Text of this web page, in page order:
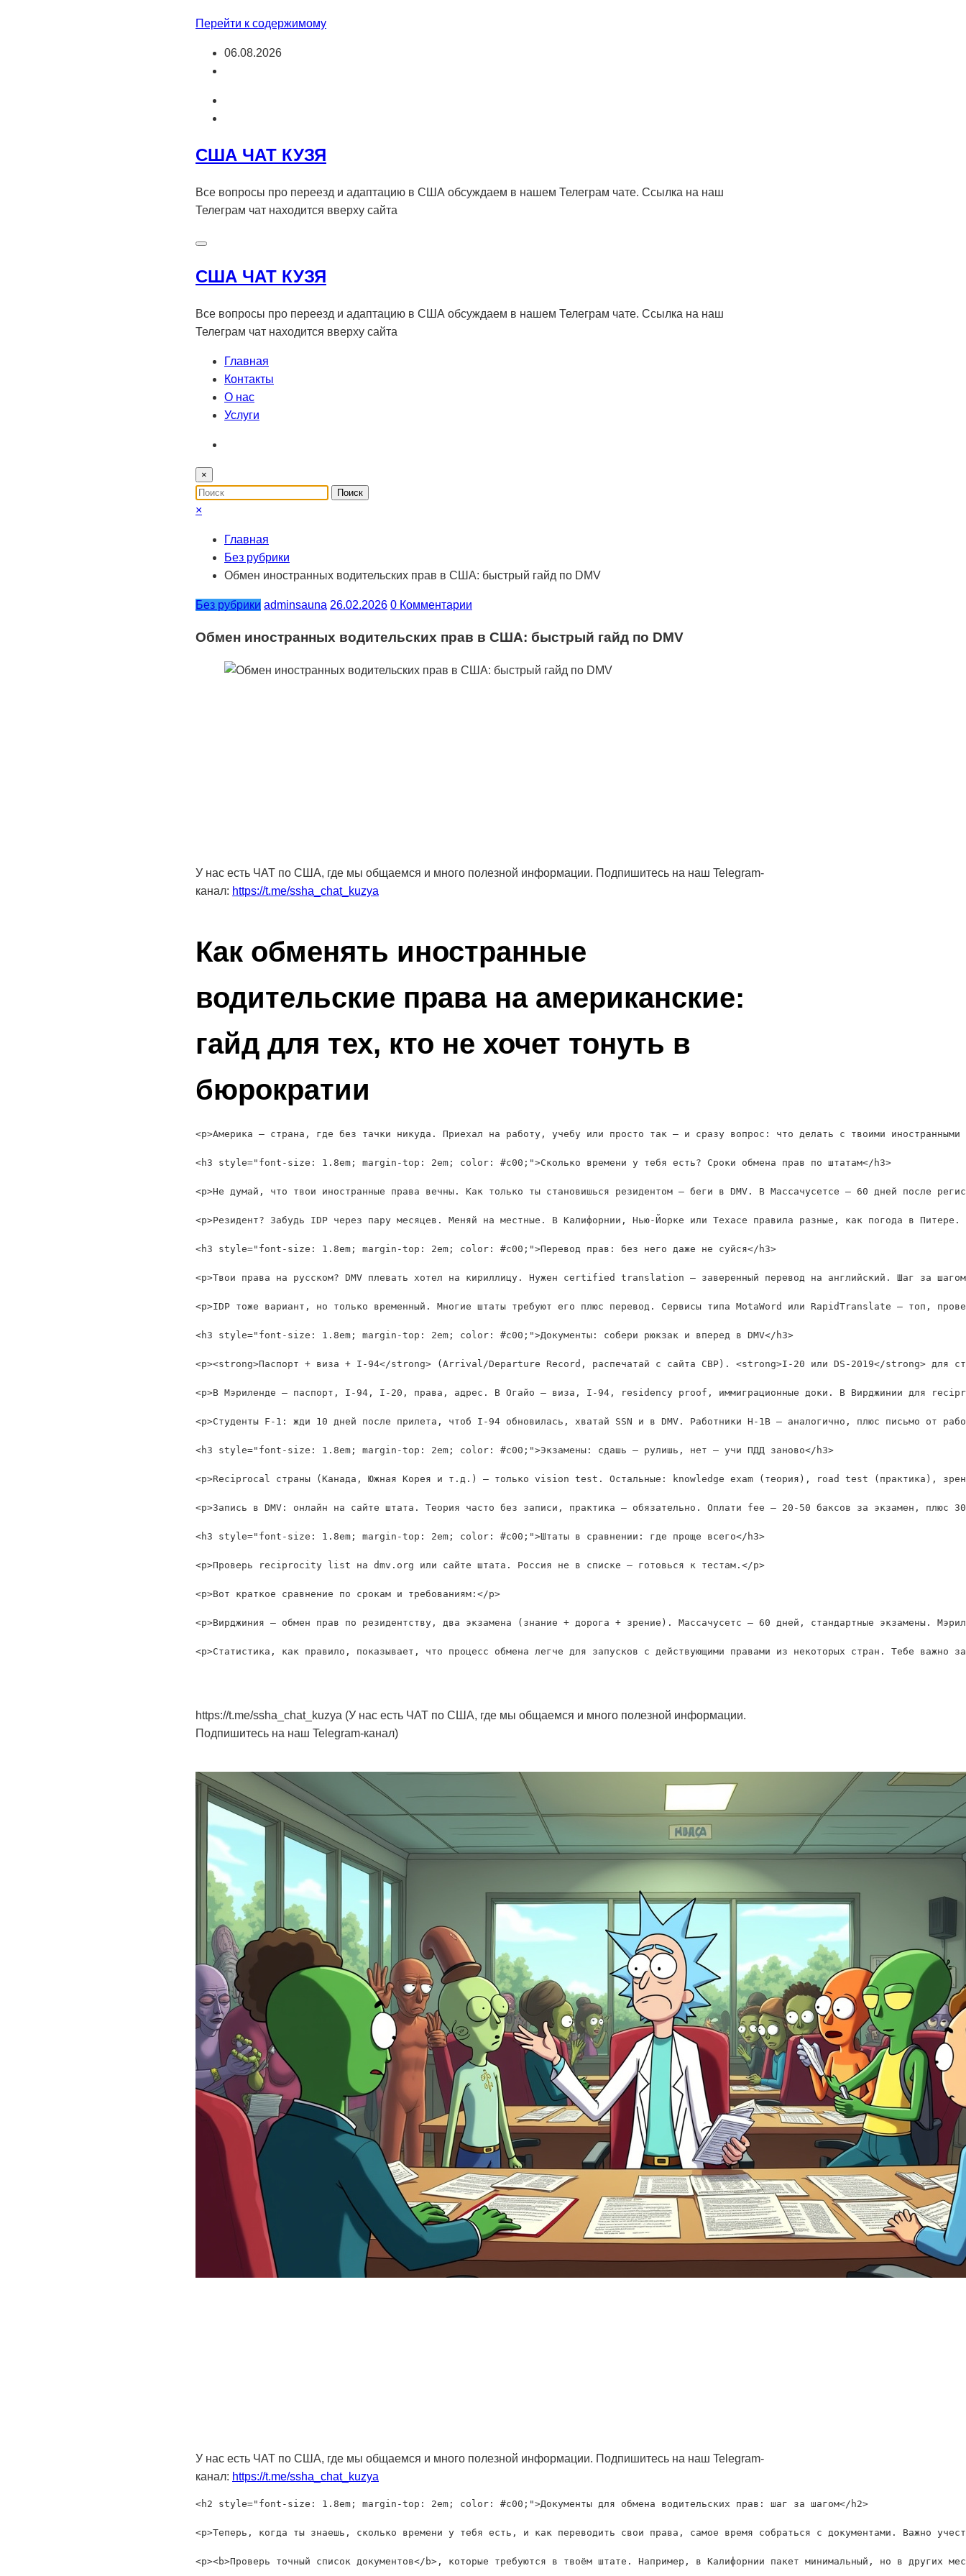
Перейти к содержимому
06.08.2026
США ЧАТ КУЗЯ
Все вопросы про переезд и адаптацию в США обсуждаем в нашем Телеграм чате. Ссылка на наш
Телеграм чат находится вверху сайта
США ЧАТ КУЗЯ
Все вопросы про переезд и адаптацию в США обсуждаем в нашем Телеграм чате. Ссылка на наш
Телеграм чат находится вверху сайта
Главная
Контакты
О нас
Услуги
×
×
Главная
Без рубрики
Обмен иностранных водительских прав в США: быстрый гайд по DMV
Без рубрики adminsauna 26.02.2026 0 Комментарии
Обмен иностранных водительских прав в США: быстрый гайд по DMV
У нас есть ЧАТ по США, где мы общаемся и много полезной информации. Подпишитесь на наш Telegram-
канал: https://t.me/ssha_chat_kuzya
Как обменять иностранные
водительские права на американские:
гайд для тех, кто не хочет тонуть в
бюрократии
<p>Америка — страна, где без тачки никуда. Приехал на работу, учебу или просто так — и сразу вопрос: что делать с твоими
<h3 style="font-size: 1.8em; margin-top: 2em; color: #c00;">Сколько времени у тебя есть? Сроки обмена прав по штатам</h3>
<p>Не думай, что твои иностранные права вечны. Как только ты становишься резидентом — беги в DMV. В Массачусетсе — 60 дней
<p>Резидент? Забудь IDP через пару месяцев. Меняй на местные. В Калифорнии, Нью-Йорке или Техасе правила разные, как погода в
<h3 style="font-size: 1.8em; margin-top: 2em; color: #c00;">Перевод прав: без него даже не суйся</h3>
<p>Твои права на русском? DMV плевать хотел на кириллицу. Нужен certified translation — заверенный перевод на английский. Шаг за
<p>IDP тоже вариант, но только временный. Многие штаты требуют его плюс перевод. Сервисы типа MotaWord или RapidTranslate — топ,
<h3 style="font-size: 1.8em; margin-top: 2em; color: #c00;">Документы: собери рюкзак и вперед в DMV</h3>
<p><strong>Паспорт + виза + I-94</strong> (Arrival/Departure Record, распечатай с сайта CBP). <strong>I-20 или DS-2019</strong> для
<p>В Мэриленде — паспорт, I-94, I-20, права, адрес. В Огайо — виза, I-94, residency proof, иммиграционные доки. В Вирджинии для
<p>Студенты F-1: жди 10 дней после прилета, чтоб I-94 обновилась, хватай SSN и в DMV. Работники H-1B — аналогично, плюс письмо от
<h3 style="font-size: 1.8em; margin-top: 2em; color: #c00;">Экзамены: сдашь — рулишь, нет — учи ПДД заново</h3>
<p>Reciprocal страны (Канада, Южная Корея и т.д.) — только vision test. Остальные: knowledge exam (теория), road test (практика),
<p>Запись в DMV: онлайн на сайте штата. Теория часто без записи, практика — обязательно. Оплати fee — 20-50 баксов за экзамен, плюс
<h3 style="font-size: 1.8em; margin-top: 2em; color: #c00;">Штаты в сравнении: где проще всего</h3>
<p>Проверь reciprocity list на dmv.org или сайте штата. Россия не в списке — готовься к тестам.</p>
<p>Вот краткое сравнение по срокам и требованиям:</p>
<p>Вирджиния — обмен прав по резидентству, два экзамена (знание + дорога + зрение). Массачусетс — 60 дней, стандартные экзамены.
https://t.me/ssha_chat_kuzya (У нас есть ЧАТ по США, где мы общаемся и много полезной информации.
Подпишитесь на наш Telegram-канал)
У нас есть ЧАТ по США, где мы общаемся и много полезной информации. Подпишитесь на наш Telegram-
канал: https://t.me/ssha_chat_kuzya
<h2 style="font-size: 1.8em; margin-top: 2em; color: #c00;">Документы для обмена водительских прав: шаг за шагом</h2>
<p>Теперь, когда ты знаешь, сколько времени у тебя есть, и как переводить свои права, самое время собраться с документами. Важно
<p><b>Проверь точный список документов</b>, которые требуются в твоём штате. Например, в Калифорнии пакет минимальный, но в других